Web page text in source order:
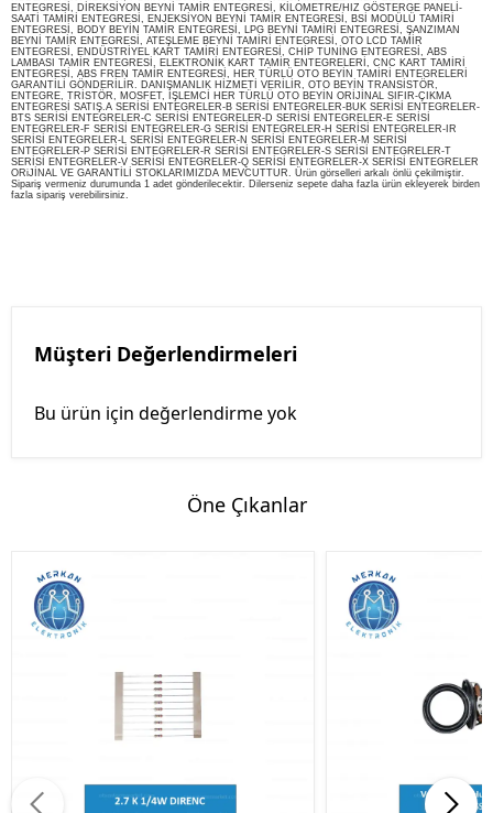
ENTEGRESİ, DİREKSİYON BEYNİ TAMİR ENTEGRESİ, KİLOMETRE/HIZ GÖSTERGE PANELİ-
SAATİ TAMİRİ ENTEGRESİ, ENJEKSİYON BEYNİ TAMİR ENTEGRESİ, BSİ MODÜLÜ TAMİRİ
ENTEGRESİ, BODY BEYİN TAMİR ENTEGRESİ, LPG BEYNİ TAMİRİ ENTEGRESİ, ŞANZIMAN
BEYNİ TAMİR ENTEGRESİ, ATEŞLEME BEYNİ TAMİRİ ENTEGRESİ, OTO LCD TAMİR
ENTEGRESİ, ENDÜSTRİYEL KART TAMİRİ ENTEGRESİ, CHİP TUNİNG ENTEGRESİ, ABS
LAMBASI TAMİR ENTEGRESİ, ELEKTRONİK KART TAMİR ENTEGRELERİ, CNC KART TAMİRİ
ENTEGRESİ, ABS FREN TAMİR ENTEGRESİ, HER TÜRLÜ OTO BEYİN TAMİRİ ENTEGRELERİ
GARANTİLİ GÖNDERİLİR. DANIŞMANLIK HİZMETİ VERİLİR, OTO BEYİN TRANSİSTÖR,
ENTEGRE, TRİSTÖR, MOSFET, İŞLEMCİ HER TÜRLÜ OTO BEYİN ORİJİNAL SIFIR-ÇIKMA
ENTEGRESİ SATIŞ.A SERİSİ ENTEGRELER-B SERİSİ ENTEGRELER-BUK SERİSİ ENTEGRELER-
BTS SERİSİ ENTEGRELER-C SERİSİ ENTEGRELER-D SERİSİ ENTEGRELER-E SERİSİ
ENTEGRELER-F SERİSİ ENTEGRELER-G SERİSİ ENTEGRELER-H SERİSİ ENTEGRELER-IR
SERİSİ ENTEGRELER-L SERİSİ ENTEGRELER-N SERİSİ ENTEGRELER-M SERİSİ
ENTEGRELER-P SERİSİ ENTEGRELER-R SERİSİ ENTEGRELER-S SERİSİ ENTEGRELER-T
SERİSİ ENTEGRELER-V SERİSİ ENTEGRELER-Q SERİSİ ENTEGRELER-X SERİSİ ENTEGRELER
ORiJİNAL VE GARANTİLİ STOKLARIMIZDA MEVCUTTUR. Ürün görselleri arkalı önlü çekilmiştir.
Sipariş vermeniz durumunda 1 adet gönderilecektir. Dilerseniz sepete daha fazla ürün ekleyerek birden
fazla sipariş verebilirsiniz.
Müşteri Değerlendirmeleri
Bu ürün için değerlendirme yok
Öne Çıkanlar